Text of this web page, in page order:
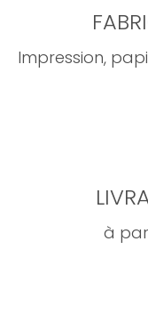
Impression,
à